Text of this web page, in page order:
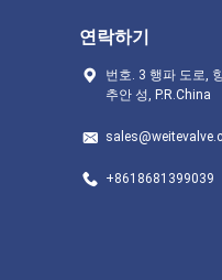
연락하기
번호. 3 행파 도로,
추안 성, P.R.China
+8618681399039